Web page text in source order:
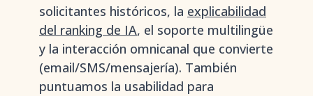
solicitantes históricos, la explicabilidad
del ranking de IA, el soporte multilingüe
y la interacción omnicanal que convierte
(email/SMS/mensajería). También
puntuamos la usabilidad para